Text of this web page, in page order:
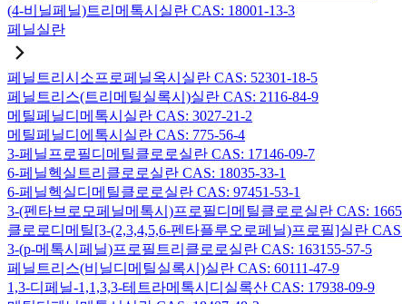
(4-비닐페닐)트리메톡시실란 CAS: 18001-13-3
페닐실란
페닐트리시소프로페닐옥시실란 CAS: 52301-18-5
페닐트리스(트리메틸실록시)실란 CAS: 2116-84-9
메틸페닐디메톡시실란 CAS: 3027-21-2
메틸페닐디에톡시실란 CAS: 775-56-4
3-페닐프로필디메틸클로로실란 CAS: 17146-09-7
6-페닐헥실트리클로로실란 CAS: 18035-33-1
6-페닐헥실디메틸클로로실란 CAS: 97451-53-1
3-(펜타브로모페닐메톡시)프로필디메틸클로로실란 CAS:
클로로디메틸[3-(2,3,4,5,6-펜타플루오로페닐)프로필]실란
3-(p-메톡시페닐)프로필트리클로로실란 CAS: 163155-57-5
페닐트리스(비닐디메틸실록시)실란 CAS: 60111-47-9
1,3-디페닐-1,1,3,3-테트라메톡시디실록산 CAS: 17938-09-9